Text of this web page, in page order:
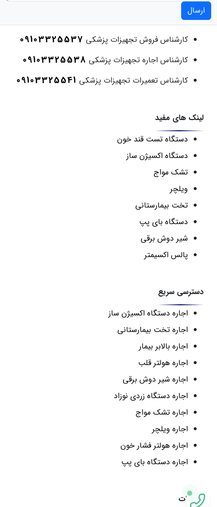
ارسال
کارشناس فروش تجهیزات پزشکی 09103325537
کارشناس اجاره تجهیزات پزشکی 09103325538
کارشناس تعمیرات تجهیزات پزشکی 09103325541
لینک های مفید
دستگاه تست قند خون
دستگاه اکسیژن ساز
تشک مواج
ویلچر
تخت بیمارستانی
دستگاه بای پپ
شیر دوش برقی
پالس اکسیمتر
دسترسی سریع
اجاره دستگاه اکسیژن ساز
اجاره تخت بیمارستانی
اجاره بالابر بیمار
اجاره هولتر قلب
اجاره شیر دوش برقی
اجاره دستگاه زردی نوزاد
اجاره تشک مواج
اجاره ویلچر
اجاره هولتر فشار خون
اجاره دستگاه بای پپ
تعمیرات